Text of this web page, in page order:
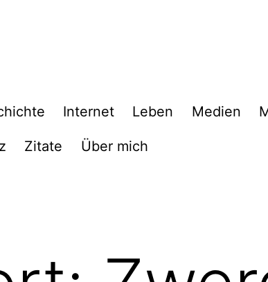
Internet Leben Medien
Zitate Über mich